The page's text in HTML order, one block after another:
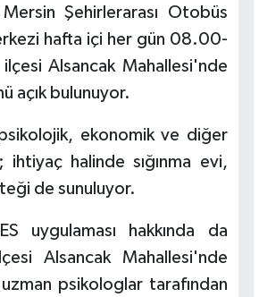
Şehirlerarası Otobüs
hafta içi her gün 08.00-
Alsancak Mahallesi'nde
açık bulunuyor.
psikolojik, ekonomik ve diğer
halinde sığınma evi,
de sunuluyor.
uygulaması hakkında da
Alsancak Mahallesi'nde
psikologlar tarafından